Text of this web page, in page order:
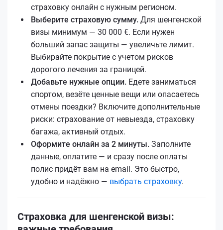
страховку онлайн с нужным регионом.
Выберите страховую сумму. Для шенгенской
визы минимум — 30 000 €. Если нужен
больший запас защиты — увеличьте лимит.
Выбирайте покрытие с учетом рисков
дорогого лечения за границей.
Добавьте нужные опции. Едете заниматься
спортом, везёте ценные вещи или опасаетесь
отмены поездки? Включите дополнительные
риски: страхование от невыезда, страховку
багажа, активный отдых.
Оформите онлайн за 2 минуты. Заполните
данные, оплатите — и сразу после оплаты
полис придёт вам на email. Это быстро,
удобно и надёжно — выбрать страховку.
Страховка для шенгенской визы: